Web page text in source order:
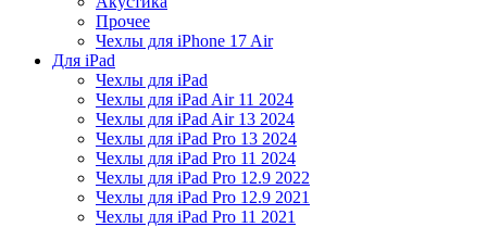
Прочее
Чехлы для iPhone 17 Air
Для iPad
Чехлы для iPad
Чехлы для iPad Air 11 2024
Чехлы для iPad Air 13 2024
Чехлы для iPad Pro 13 2024
Чехлы для iPad Pro 11 2024
Чехлы для iPad Pro 12.9 2022
Чехлы для iPad Pro 12.9 2021
Чехлы для iPad Pro 11 2021